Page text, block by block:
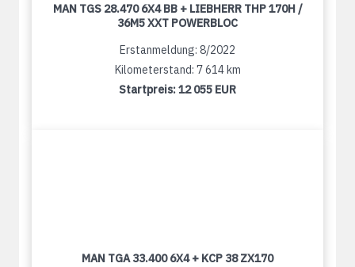
MAN TGS 28.470 6X4 BB + LIEBHERR THP 170H /
36M5 XXT POWERBLOC
Erstanmeldung: 8/2022
Kilometerstand: 7 614 km
Startpreis:12 055 EUR
MAN TGA 33.400 6X4 + KCP 38 ZX170